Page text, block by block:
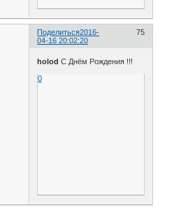
Поделиться 75
2016-
04-16 20:02:20
holod С Днём Рождения !!!
0